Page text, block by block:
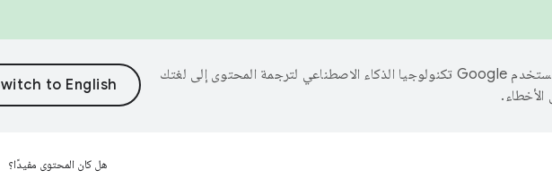
تستخدم Google تكنولوجيا الذكاء الاصطناعي لترجمة المحتوى إلى لغتك
هل كان المحتوى مفيدًا؟